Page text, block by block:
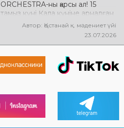
ORCHESTRA-ны қарсы ал! 15
тамыз күні Қала күніне арналған
мерекелік концертте NE
PROSTO ORCHESTRA өнер
көрсетеді! @ne_prosto_orchestra
Автор: Қостанай қ. мәдениет үйі
23.07.2026